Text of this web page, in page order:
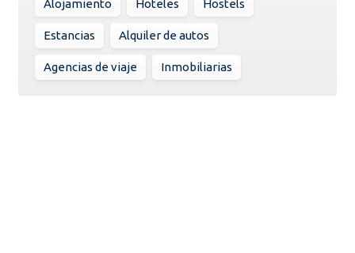
Alojamiento Hoteles Hostels
Estancias Alquiler de autos
Agencias de viaje Inmobiliarias